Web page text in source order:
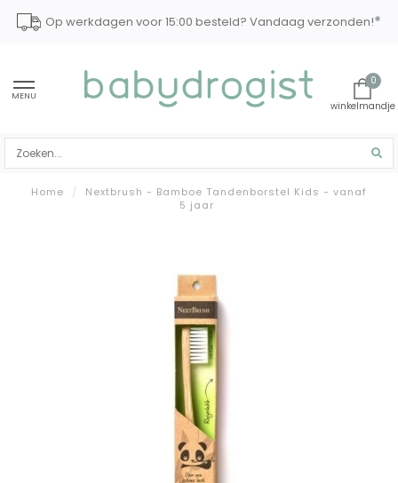
Op werkdagen voor 15:00 besteld? Vandaag verzonden!*
MENU
0
Home /
Nextbrush - Bamboe Tandenborstel Kids - vanaf
5 jaar